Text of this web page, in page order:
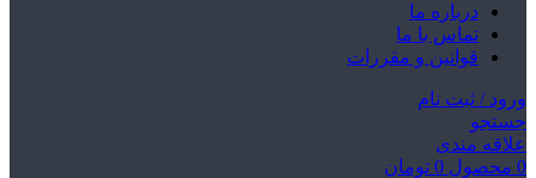
درباره ما
تماس با ما
قوانین و مقررات
ورود / ثبت نام
جستجو
علاقه مندی
0 محصول 0 تومان